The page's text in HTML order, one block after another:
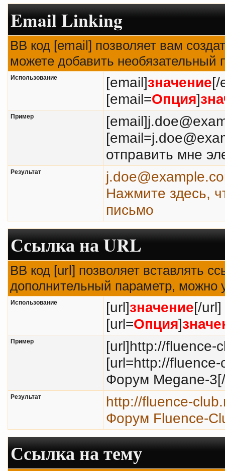
Email Linking
BB код [email] позволяет вам
можете добавить
Использование [email]значение[/
[email=Опция]
Пример
отправить мне
Результат
Нажмите здесь,
письмо
Ссылка на URL
BB код [url] позволяет вставлять
дополнительный параметр, можно
Использование [url]значение[/url]
[url=Опция]
Пример
[url]http://fluence-
[url=http://
Форум Megane-
Результат
http://fluence-
Форум Fluence-
Ссылка на тему